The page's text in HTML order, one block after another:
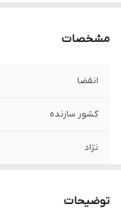
مشخصات
انقضا
کشور سازنده
نژاد
توضیحات